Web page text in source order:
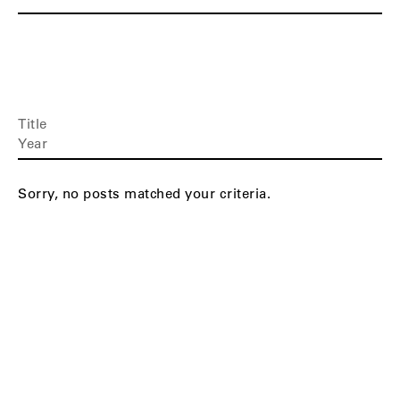
Title
Year
Sorry, no posts matched your criteria.